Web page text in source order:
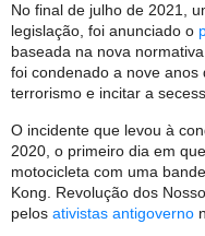
No final de julho de 2021,
legislação, foi anunciado o
baseada na nova
foi condenado a nove
terrorismo e incitar a
O incidente que levou à
2020, o primeiro dia em
motocicleta com uma
Kong. Revolução dos
pelos ativistas antigoverno